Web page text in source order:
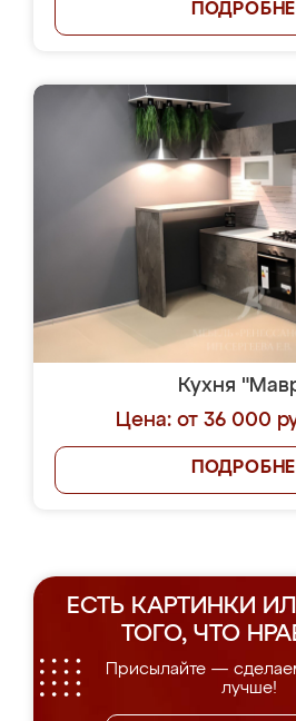
Кухня
Цена: от 36 000
ЕСТЬ КАРТИНКИ
ТОГО, ЧТО
Присылайте —
лучше!